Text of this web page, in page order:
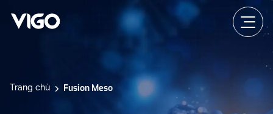
Trang chủ Fusion Meso